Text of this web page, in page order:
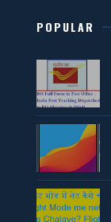
POPULAR